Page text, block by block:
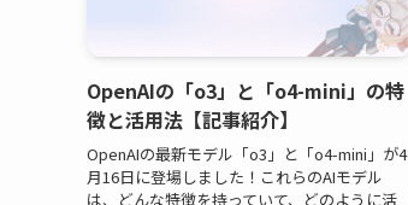
OpenAIの「o3」と「o4-mini」の特
徴と活用法【記事紹介】
OpenAIの最新モデル「o3」と「o4-mini」が4
月16日に登場しました！これらのAIモデル
は、どんな特徴を持っていて、どのように活